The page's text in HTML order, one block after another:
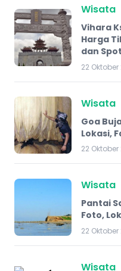
Wisata
Vihara
Harga
dan Spot
22 Oktober
Wisata
Goa
Lokasi,
22 Oktober
Wisata
Pantai
Foto,
22 Oktober
Wisata